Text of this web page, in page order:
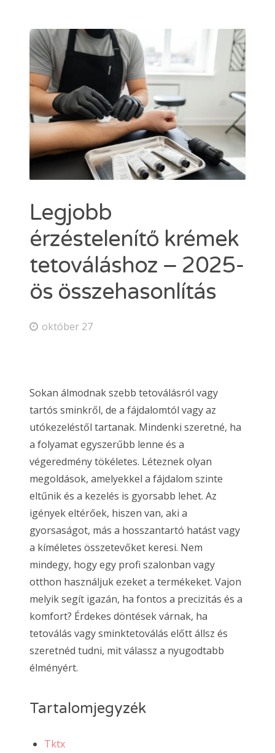
Dermacain 50g
Kosár
ÜZLETI
Search
for:
Legjobb
érzéstelenítő krémek
tetováláshoz – 2025-
ös összehasonlítás
október 27
Sokan álmodnak szebb tetoválásról vagy
tartós sminkről, de a fájdalomtól vagy az
utókezeléstől tartanak. Mindenki szeretné, ha
a folyamat egyszerűbb lenne és a
végeredmény tökéletes. Léteznek olyan
megoldások, amelyekkel a fájdalom szinte
eltűnik és a kezelés is gyorsabb lehet. Az
igények eltérőek, hiszen van, aki a
gyorsaságot, más a hosszantartó hatást vagy
a kíméletes összetevőket keresi. Nem
mindegy, hogy egy profi szalonban vagy
otthon használjuk ezeket a termékeket. Vajon
melyik segít igazán, ha fontos a precizitás és a
komfort? Érdekes döntések várnak, ha
tetoválás vagy sminktetoválás előtt állsz és
szeretnéd tudni, mit válassz a nyugodtabb
élményért.
Tartalomjegyzék
Tktx
VÁLASSZON A TKTX KENŐCSÖK KÖZÜL